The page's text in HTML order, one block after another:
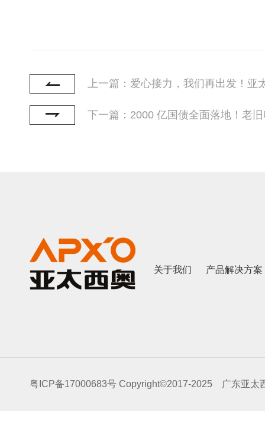
上一篇：爱心接力，我们再出发！
下一篇：2000 亿国债全面落地！老
关于我们 产品解决方案
粤ICP备17000683号 Copyright©2017-2025 广东亚太